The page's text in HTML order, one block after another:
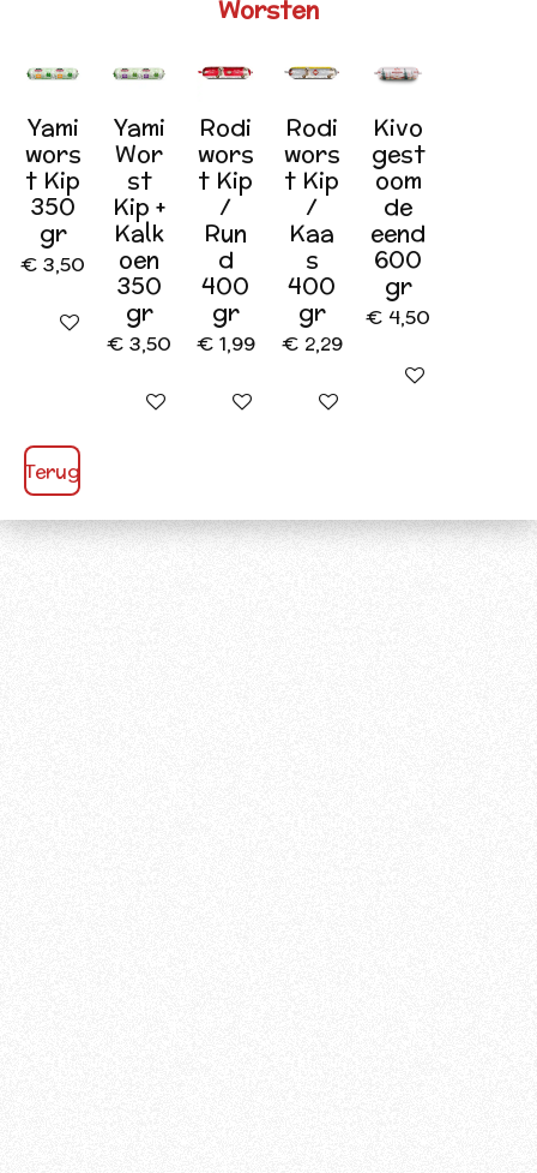
Worsten
Yami
wors
t Kip
350
gr
€ 3,50
In winkelwagen
Yami
Wor
st
Kip +
Kalk
oen
350
gr
€ 3,50
In winkelwagen
Rodi
wors
t Kip
/
Run
d
400
gr
€ 1,99
In winkelwagen
Rodi
wors
t Kip
/
Kaa
s
400
gr
€ 2,29
In winkelwagen
Kivo
gest
oom
de
eend
600
gr
€ 4,50
In winkelwagen
Terug